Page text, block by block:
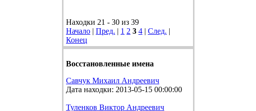
Находки 21 - 30 из 39
Начало | Пред. | 1 2 3 4 | След. |
Конец
Восстановленные имена
Савчук Михаил Андреевич
Дата находки: 2013-05-15 00:00:00
Туленков Виктор Андреевич